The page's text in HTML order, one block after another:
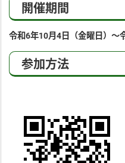
開催期間
令和6年10月4日（金曜日）～
参加方法